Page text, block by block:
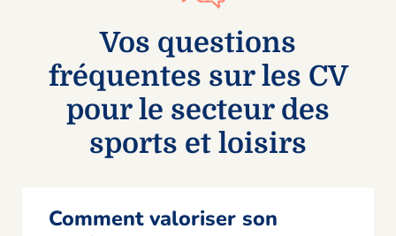
Vos questions
fréquentes sur les CV
pour le secteur des
sports et loisirs
Comment valoriser son